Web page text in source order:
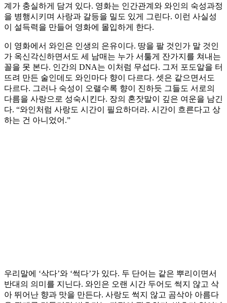
계가 충실하게 담겨 있다. 영화는 인간관계와 와인의 숙성과정
을 병행시키며 사랑과 갈등을 밀도 있게 그린다. 이런 사실성
이 설득력을 만들어 영화에 몰입하게 한다.
이 영화에서 와인은 인생의 은유이다. 땅을 팔 것인가 말 것인
가 옥신각신하면서도 세 남매는 누가 서툴게 잔가지를 쳐내는
꼴을 못 본다. 인간의 DNA는 이처럼 무섭다. 그저 포도알을 터
뜨려 만든 술인데도 와인마다 향이 다르다. 셋은 같으면서도
다르다. 그러나 숙성이 오랠수록 향이 진하듯 그들도 서로의
다름을 사랑으로 성숙시킨다. 장의 혼잣말이 깊은 여운을 남긴
다. “와인처럼 사랑도 시간이 필요하더라. 시간이 흐른다고 상
하는 건 아니었어.”
우리말에 ‘삭다’와 ‘썩다’가 있다. 두 단어는 같은 뿌리이면서
반대의 의미를 지닌다. 와인은 오랜 시간 두어도 썩지 않고 삭
아 뛰어난 향과 맛을 만든다. 사랑도 썩지 않고 곰삭아 아름다